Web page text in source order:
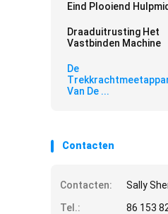
Eind Plooiend
Draaduitrusting Het
Vastbinden Machine
De
Van De ...
Contacten
Contacten:
Sally
Tel.:
86 153